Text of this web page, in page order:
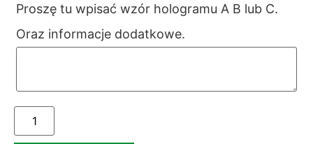
Proszę tu wpisać wzór hologramu A B lub C.
Oraz informacje dodatkowe.